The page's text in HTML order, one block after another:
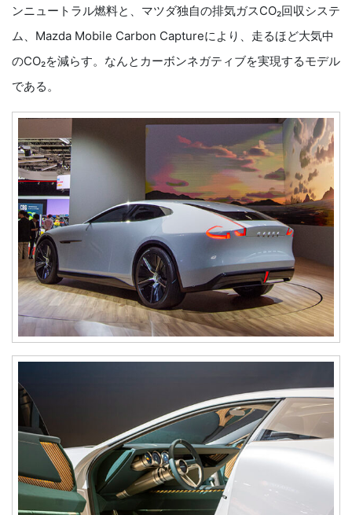
ンニュートラル燃料と、マツダ独自の排気ガスCO₂回収システ
ム、Mazda Mobile Carbon Captureにより、走るほど大気中
のCO₂を減らす。なんとカーボンネガティブを実現するモデル
である。